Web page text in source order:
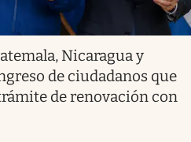
Nicaragua y
de ciudadanos que
de renovación con